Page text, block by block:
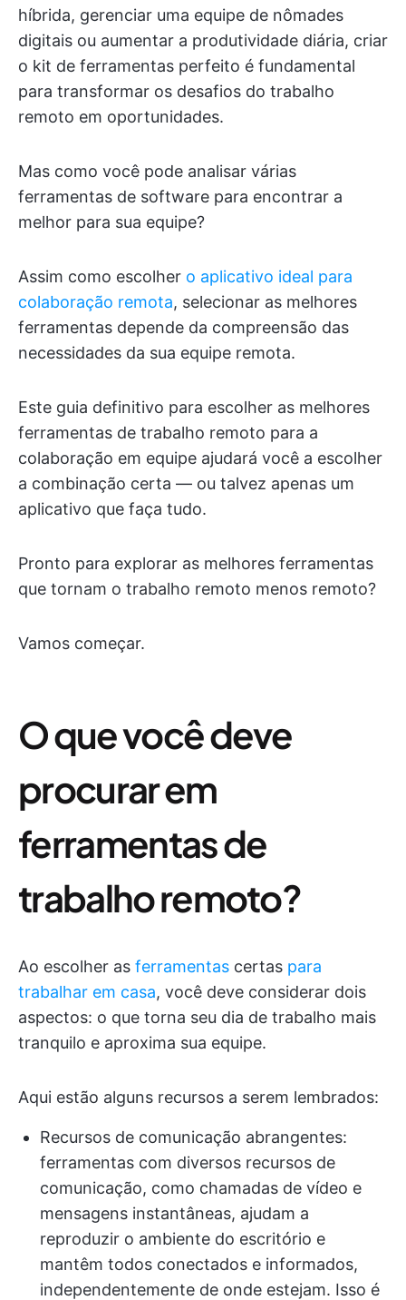
híbrida, gerenciar uma equipe de nômades
digitais ou aumentar a produtividade diária, criar
o kit de ferramentas perfeito é fundamental
para transformar os desafios do trabalho
remoto em oportunidades.
Mas como você pode analisar várias
ferramentas de software para encontrar a
melhor para sua equipe?
Assim como escolher o aplicativo ideal para
colaboração remota, selecionar as melhores
ferramentas depende da compreensão das
necessidades da sua equipe remota.
Este guia definitivo para escolher as melhores
ferramentas de trabalho remoto para a
colaboração em equipe ajudará você a escolher
a combinação certa — ou talvez apenas um
aplicativo que faça tudo.
Pronto para explorar as melhores ferramentas
que tornam o trabalho remoto menos remoto?
Vamos começar.
O que você deve
procurar em
ferramentas de
trabalho remoto?
Ao escolher as ferramentas certas para
trabalhar em casa, você deve considerar dois
aspectos: o que torna seu dia de trabalho mais
tranquilo e aproxima sua equipe.
Aqui estão alguns recursos a serem lembrados:
Recursos de comunicação abrangentes:
ferramentas com diversos recursos de
comunicação, como chamadas de vídeo e
mensagens instantâneas, ajudam a
reproduzir o ambiente do escritório e
mantêm todos conectados e informados,
independentemente de onde estejam. Isso é